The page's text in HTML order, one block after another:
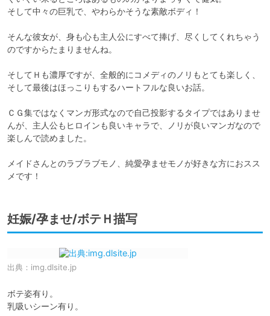
そして中々の巨乳で、やわらかそうな素敵ボディ！
そんな彼女が、身も心も主人公にすべて捧げ、尽くしてくれちゃう
のですからたまりませんね。
そしてＨも濃厚ですが、全般的にコメディのノリもとても楽しく、
そして最後はほっこりもするハートフルな良いお話。
ＣＧ集ではなくマンガ形式なので自己投影するタイプではありませ
んが、主人公もヒロインも良いキャラで、ノリが良いマンガなので
楽しんで読めました。
メイドさんとのラブラブモノ、純愛孕ませモノが好きな方におスス
メです！
妊娠/孕ませ/ボテＨ描写
出典： img.dlsite.jp
ボテ姿有り。
乳吸いシーン有り。